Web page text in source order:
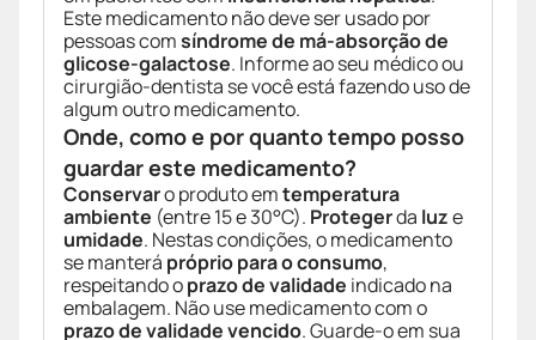
Este medicamento não deve ser usado por
pessoas comsíndrome de má-absorção de
glicose-galactose. Informe ao seu médico ou
cirurgião-dentista se você está fazendo uso de
algum outro medicamento.
Onde, como e por quanto tempo posso
guardar este medicamento?
Conservaro produto emtemperatura
ambiente (entre 15 e 30°C). Protegerda luze
umidade. Nestas condições, o medicamento
se manterá próprio para o consumo,
respeitando oprazo de validade indicado na
embalagem. Não use medicamento com o
prazo de validade vencido. Guarde-o em sua